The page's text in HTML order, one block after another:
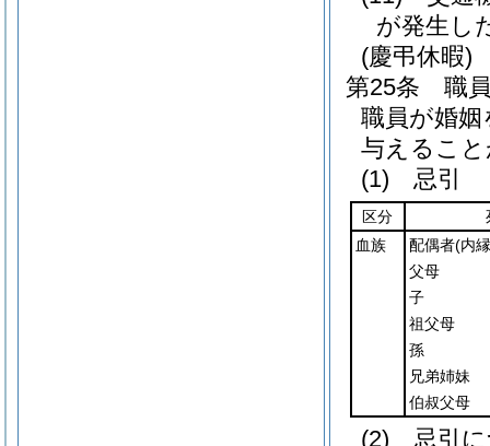
が発生し
(慶弔休暇)
第25条
職
職員が婚
与えるこ
(1)
忌引
区分
血族
配偶者(内
父母
子
祖父母
孫
兄弟姉妹
伯叔父母
(2)
忌引